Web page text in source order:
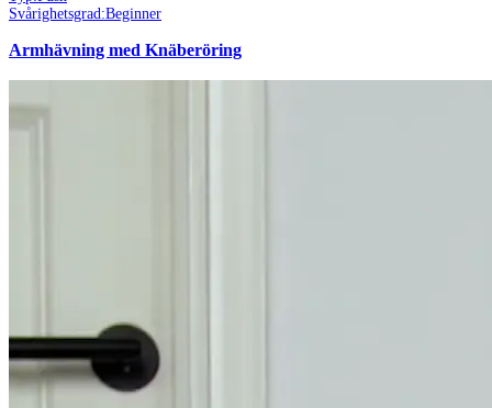
Svårighetsgrad:Beginner
Armhävning med Knäberöring